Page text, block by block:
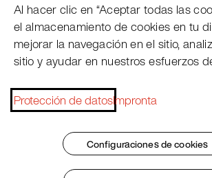
Subscribe Pacojet Newsletter
Would you like to be regularly updated
Al hacer clic en “Aceptar todas las
el almacenamiento de cookies en tu
mejorar la navegación en el sitio,
sitio y ayudar en nuestros esfuerzos
Protección de datosImpronta
Configuraciones de cookies